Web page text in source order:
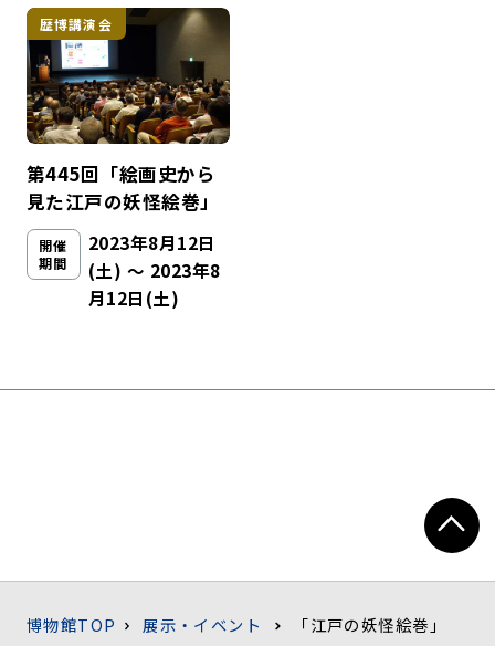
博物館TOP 展示・イベント 「江戸の妖怪絵巻」
歴博講演会
第445回「絵画史から
見た江戸の妖怪絵巻」
開催
期間
2023年8月12日
(土) ～ 2023年8
月12日(土)